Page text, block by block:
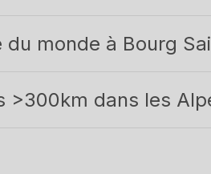
monde à Bourg
>300km dans les